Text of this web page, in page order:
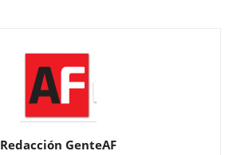
Redacción GenteAF